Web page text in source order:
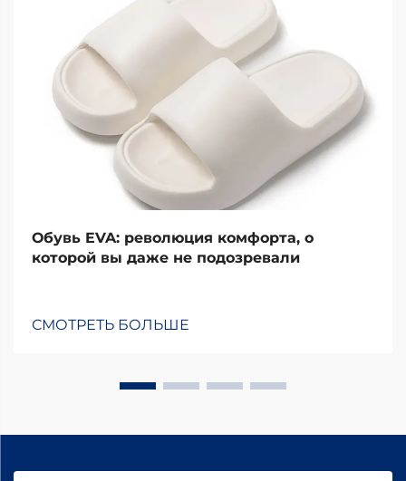
Обувь EVA: революция комфорта, о
которой вы даже не подозревали
СМОТРЕТЬ БОЛЬШЕ